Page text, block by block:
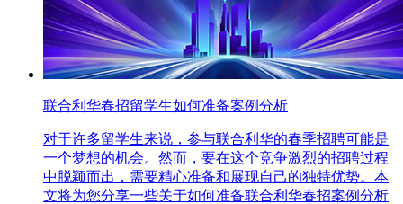
联合利华春招留学生如何准备案例分析
对于许多留学生来说，参与联合利华的春季招聘可能是
一个梦想的机会。然而，要在这个竞争激烈的招聘过程
中脱颖而出，需要精心准备和展现自己的独特优势。本
文将为您分享一些关于如何准备联合利华春招案例分析